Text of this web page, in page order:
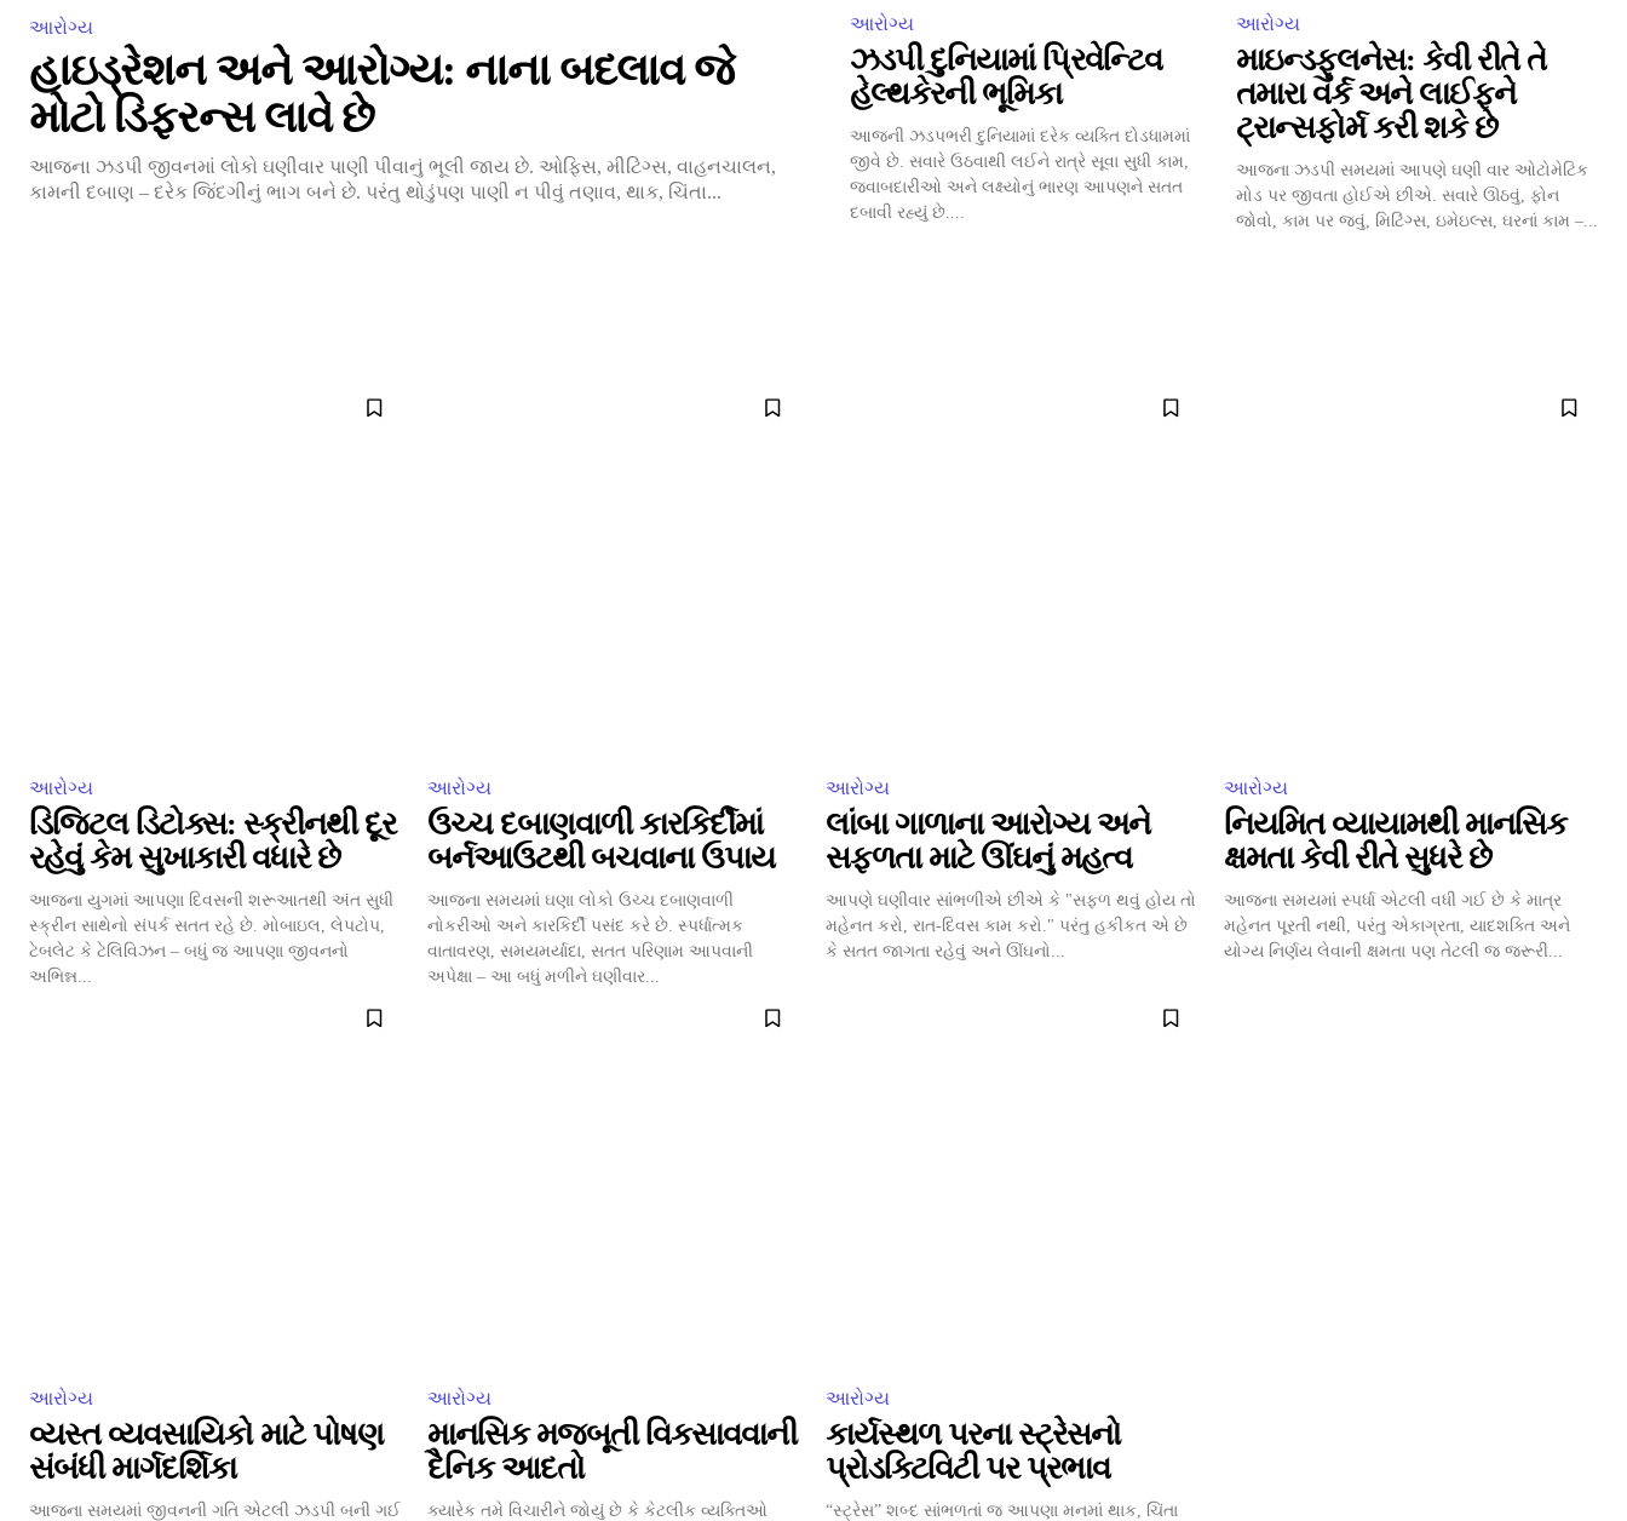
આરોગ્ય
હાઇડ્રેશન અને આરોગ્ય: નાના બદલાવ જે
મોટો ડિફરન્સ લાવે છે
આજના ઝડપી જીવનમાં લોકો ઘણીવાર પાણી પીવાનું ભૂલી જાય છે. ઓફિસ, મીટિંગ્સ, વાહનચાલન,
કામની દબાણ – દરેક જિંદગીનું ભાગ બને છે. પરંતુ થોડુંપણ પાણી ન પીવું તણાવ, થાક, ચિંતા...
આરોગ્ય
ઝડપી દુનિયામાં પ્રિવેન્ટિવ
હેલ્થકેરની ભૂમિકા
આજની ઝડપભરી દુનિયામાં દરેક વ્યક્તિ દોડધામમાં
જીવે છે. સવારે ઉઠવાથી લઈને રાત્રે સૂવા સુધી કામ,
જવાબદારીઓ અને લક્ષ્યોનું ભારણ આપણને સતત
દબાવી રહ્યું છે....
આરોગ્ય
માઇન્ડફુલનેસ: કેવી રીતે તે
તમારા વર્ક અને લાઈફને
ટ્રાન્સફોર્મ કરી શકે છે
આજના ઝડપી સમયમાં આપણે ઘણી વાર ઓટોમેટિક
મોડ પર જીવતા હોઈએ છીએ. સવારે ઊઠવું, ફોન
જોવો, કામ પર જવું, મિટિંગ્સ, ઇમેઇલ્સ, ઘરનાં કામ –...
આરોગ્ય
ડિજિટલ ડિટોક્સ: સ્ક્રીનથી દૂર
રહેવું કેમ સુખાકારી વધારે છે
આજના યુગમાં આપણા દિવસની શરૂઆતથી અંત સુધી
સ્ક્રીન સાથેનો સંપર્ક સતત રહે છે. મોબાઇલ, લેપટોપ,
ટેબલેટ કે ટેલિવિઝન – બધું જ આપણા જીવનનો
અભિન્ન...
આરોગ્ય
ઉચ્ચ દબાણવાળી કારકિર્દીમાં
બર્નઆઉટથી બચવાના ઉપાય
આજના સમયમાં ઘણા લોકો ઉચ્ચ દબાણવાળી
નોકરીઓ અને કારકિર્દી પસંદ કરે છે. સ્પર્ધાત્મક
વાતાવરણ, સમયમર્યાદા, સતત પરિણામ આપવાની
અપેક્ષા – આ બધું મળીને ઘણીવાર...
આરોગ્ય
લાંબા ગાળાના આરોગ્ય અને
સફળતા માટે ઊંઘનું મહત્વ
આપણે ઘણીવાર સાંભળીએ છીએ કે "સફળ થવું હોય તો
મહેનત કરો, રાત-દિવસ કામ કરો." પરંતુ હકીકત એ છે
કે સતત જાગતા રહેવું અને ઊંઘનો...
આરોગ્ય
નિયમિત વ્યાયામથી માનસિક
ક્ષમતા કેવી રીતે સુધરે છે
આજના સમયમાં સ્પર્ધા એટલી વધી ગઈ છે કે માત્ર
મહેનત પૂરતી નથી, પરંતુ એકાગ્રતા, યાદશક્તિ અને
યોગ્ય નિર્ણય લેવાની ક્ષમતા પણ તેટલી જ જરૂરી...
આરોગ્ય
વ્યસ્ત વ્યવસાયિકો માટે પોષણ
સંબંધી માર્ગદર્શિકા
આજના સમયમાં જીવનની ગતિ એટલી ઝડપી બની ગઈ
આરોગ્ય
માનસિક મજબૂતી વિકસાવવાની
દૈનિક આદતો
ક્યારેક તમે વિચારીને જોયું છે કે કેટલીક વ્યક્તિઓ
આરોગ્ય
કાર્યસ્થળ પરના સ્ટ્રેસનો
પ્રોડક્ટિવિટી પર પ્રભાવ
“સ્ટ્રેસ” શબ્દ સાંભળતાં જ આપણા મનમાં થાક, ચિંતા